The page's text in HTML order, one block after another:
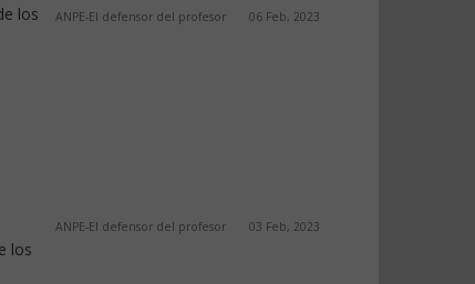
ANPE-El defensor del profesor 06 Feb, 2023
los
ANPE-El defensor del profesor 03 Feb, 2023
los